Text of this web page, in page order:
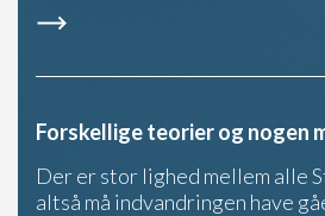
Forskellige teorier og nogen
Der er stor lighed mellem alle
altså må indvandringen have